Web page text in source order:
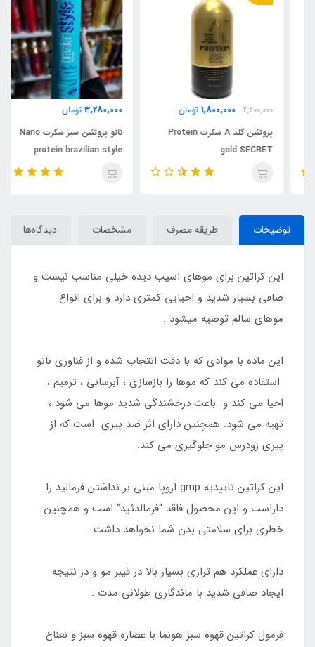
2,200,000
1,800,000 تومان
پروتئین گلد A سکرت Protein
gold SECRET
3,280,000 تومان
نانو پروتئین سبز سکرت Nano
protein brazilian style
SECRET
توضیحات طریقه مصرف مشخصات دیدگاه‌ها
این کراتین برای موهای اسیب دیده خیلی مناسب نیست و
صافی بسیار شدید و احیایی کمتری دارد و برای انواع
موهای سالم توصیه میشود .
این ماده با موادی که با دقت انتخاب شده و از فناوری نانو
استفاده می کند که موها را بازسازی ، آبرسانی ، ترمیم ،
احیا می کند و باعث درخشندگی شدید موها می شود ،
تهیه می شود. همچنین دارای اثر ضد پیری است که از
پیری زودرس مو جلوگیری می کند.
این کراتین تاییدیه gmp اروپا مبنی بر نداشتن فرمالید را
داراست و این محصول فاقد “فرمالدئید” است و همچنین
خطری برای سلامتی بدن شما نخواهد داشت .
دارای عملکرد هم ترازی بسیار بالا در فیبر مو و در نتیجه
ایجاد صافی شدید با ماندگاری طولانی مدت .
فرمول کراتین قهوه سبز هونما با عصاره قهوه سبز و نعناع